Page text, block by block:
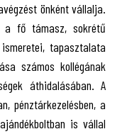
önként vállalja.
a fő támasz, sokrétű
tapasztalata
számos kollégának
áthidalásában. A
pénztárkezelésben, a
is vállal